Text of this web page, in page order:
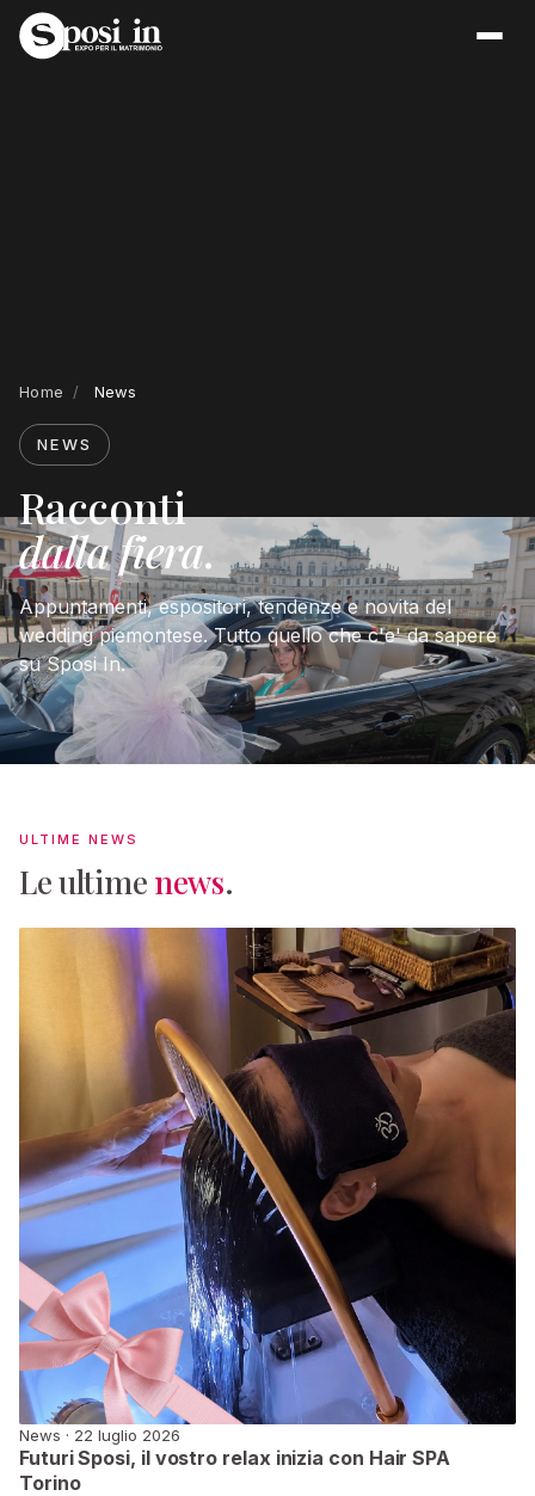
Home / News
NEWS
Racconti
dalla fiera.
Appuntamenti, espositori, tendenze e novita del
wedding piemontese. Tutto quello che c'e' da sapere
su Sposi In.
ULTIME NEWS
Le ultime news.
News · 22 luglio 2026
Futuri Sposi, il vostro relax inizia con Hair SPA
Torino